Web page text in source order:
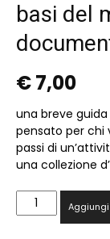
basi del
€7,00
una breve
pensato per chi
passi di
una collezione
prima